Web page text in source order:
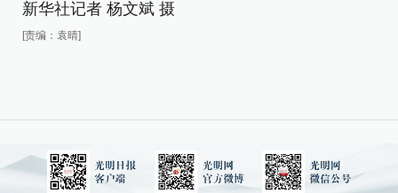
新华社记者 杨文斌 摄
[责编：袁晴]